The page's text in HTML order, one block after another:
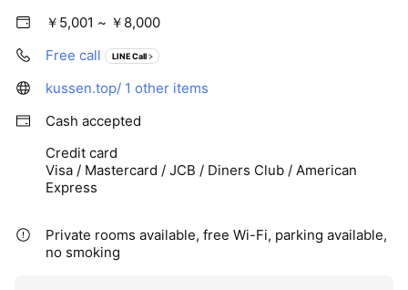
￥5,001 ~ ￥8,000
Free call
LINE Call
kussen.top/ 1 other items
Cash accepted
Credit card
Visa / Mastercard / JCB / Diners Club / American
Express
Private rooms available, free Wi-Fi, parking available,
no smoking